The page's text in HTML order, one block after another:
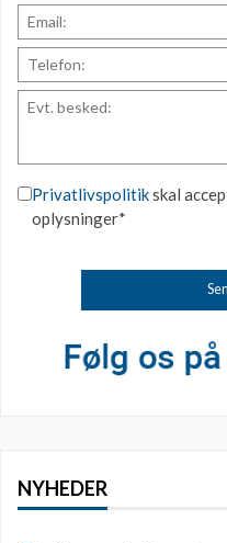
Privatlivspolitikskal
oplysninger*
NYHEDER